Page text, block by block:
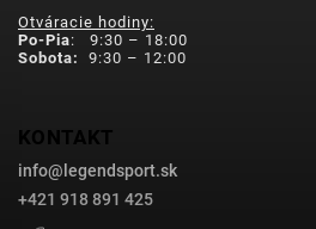
Otváracie hodiny:
Po-Pia: 9:30 – 18:00
Sobota:
9:30 – 12:00
KONTAKT
info@ legendsport.sk
+421 918 891 425